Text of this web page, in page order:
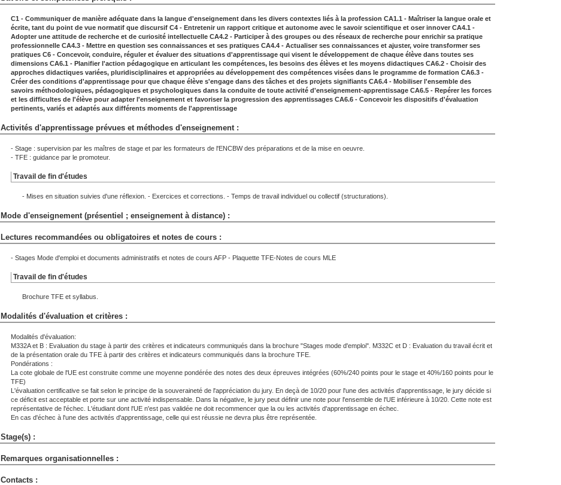
C1 - Communiquer de manière adéquate dans la langue d'enseignement dans les divers contextes liés à la profession CA1.1 - Maîtriser la langue orale et
écrite, tant du point de vue normatif que discursif C4 - Entretenir un rapport critique et autonome avec le savoir scientifique et oser innover CA4.1 -
Adopter une attitude de recherche et de curiosité intellectuelle CA4.2 - Participer à des groupes ou des réseaux de recherche pour enrichir sa pratique
professionnelle CA4.3 - Mettre en question ses connaissances et ses pratiques CA4.4 - Actualiser ses connaissances et ajuster, voire transformer ses
pratiques C6 - Concevoir, conduire, réguler et évaluer des situations d'apprentissage qui visent le développement de chaque élève dans toutes ses
dimensions CA6.1 - Planifier l'action pédagogique en articulant les compétences, les besoins des élèves et les moyens didactiques CA6.2 - Choisir des
approches didactiques variées, pluridisciplinaires et appropriées au développement des compétences visées dans le programme de formation CA6.3 -
Créer des conditions d'apprentissage pour que chaque élève s'engage dans des tâches et des projets signifiants CA6.4 - Mobiliser l'ensemble des
savoirs méthodologiques, pédagogiques et psychologiques dans la conduite de toute activité d'enseignement-apprentissage CA6.5 - Repérer les forces
et les difficultes de l'élève pour adapter l'enseignement et favoriser la progression des apprentissages CA6.6 - Concevoir les dispositifs d'évaluation
pertinents, variés et adaptés aux différents moments de l'apprentissage
Activités d'apprentissage prévues et méthodes d'enseignement :
- Stage : supervision par les maîtres de stage et par les formateurs de l'ENCBW des préparations et de la mise en oeuvre.
- TFE : guidance par le promoteur.
Travail de fin d'études
- Mises en situation suivies d'une réflexion. - Exercices et corrections. - Temps de travail individuel ou collectif (structurations).
Mode d'enseignement (présentiel ; enseignement à distance) :
Lectures recommandées ou obligatoires et notes de cours :
- Stages Mode d'emploi et documents administratifs et notes de cours AFP - Plaquette TFE-Notes de cours MLE
Travail de fin d'études
Brochure TFE et syllabus.
Modalités d'évaluation et critères :
Modalités d'évaluation:
M332A et B : Evaluation du stage à partir des critères et indicateurs communiqués dans la brochure "Stages mode d'emploi". M332C et D : Evaluation du travail écrit et
de la présentation orale du TFE à partir des critères et indicateurs communiqués dans la brochure TFE.
Pondérations :
La cote globale de l'UE est construite comme une moyenne pondérée des notes des deux épreuves intégrées (60%/240 points pour le stage et 40%/160 points pour le
TFE)
L'évaluation certificative se fait selon le principe de la souveraineté de l'appréciation du jury. En deçà de 10/20 pour l'une des activités d'apprentissage, le jury décide si
ce déficit est acceptable et porte sur une activité indispensable. Dans la négative, le jury peut définir une note pour l'ensemble de l'UE inférieure à 10/20. Cette note est
représentative de l'échec. L'étudiant dont l'UE n'est pas validée ne doit recommencer que la ou les activités d'apprentissage en échec.
En cas d'échec à l'une des activités d'apprentissage, celle qui est réussie ne devra plus être représentée.
Stage(s) :
Remarques organisationnelles :
Contacts :